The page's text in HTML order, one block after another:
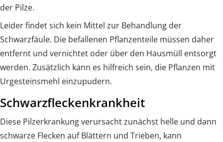
der Pilze.
Leider findet sich kein Mittel zur Behandlung der
Schwarzfäule. Die befallenen Pflanzenteile müssen daher
entfernt und vernichtet oder über den Hausmüll entsorgt
werden. Zusätzlich kann es hilfreich sein, die Pflanzen mit
Urgesteinsmehl einzupudern.
Schwarzfleckenkrankheit
Diese Pilzerkrankung verursacht zunächst helle und dann
schwarze Flecken auf Blättern und Trieben, kann